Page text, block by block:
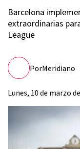
Barcelona
extraordinarias
League
PorMeridiano
Lunes, 10 de marzo